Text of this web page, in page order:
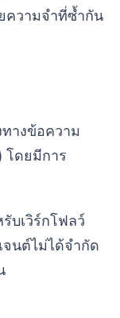
ความจำที่ซ้ำกัน
างข้อความ
โดยมีการ
บเวิร์กโฟลว์
จนต์ไม่ได้จำกัด